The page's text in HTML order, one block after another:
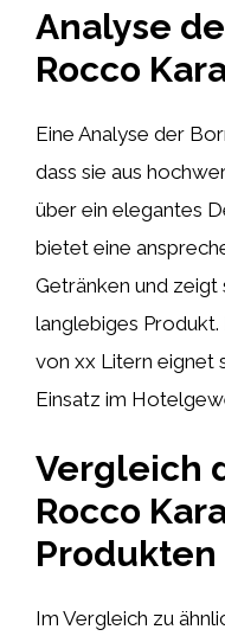
Analyse
Rocco
Eine Analyse der
dass sie aus
über ein elegantes
bietet eine
Getränken und zeigt
langlebiges
von xx Litern eignet
Einsatz im
Vergleich
Rocco
Produkten
Im Vergleich zu